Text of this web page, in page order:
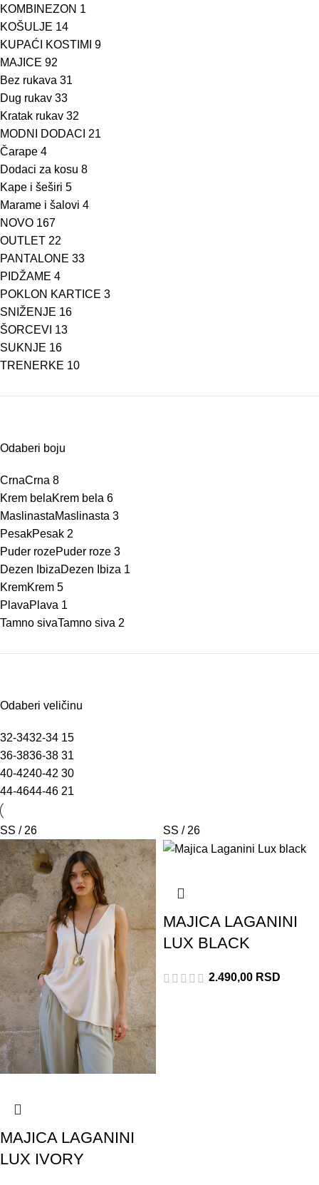
KOMBINEZON 1
KOŠULJE 14
KUPAĆI KOSTIMI 9
MAJICE 92
Bez rukava 31
Dug rukav 33
Kratak rukav 32
MODNI DODACI 21
Čarape 4
Dodaci za kosu 8
Kape i šeširi 5
Marame i šalovi 4
NOVO 167
OUTLET 22
PANTALONE 33
PIDŽAME 4
POKLON KARTICE 3
SNIŽENJE 16
ŠORCEVI 13
SUKNJE 16
TRENERKE 10
Odaberi boju
CrnaCrna 8
Krem belaKrem bela 6
MaslinastaMaslinasta 3
PesakPesak 2
Puder rozePuder roze 3
Dezen IbizaDezen Ibiza 1
KremKrem 5
PlavaPlava 1
Tamno sivaTamno siva 2
Odaberi veličinu
32-3432-34 15
36-3836-38 31
40-4240-42 30
44-4644-46 21
SS / 26
MAJICA LAGANINI
LUX IVORY
SS / 26
MAJICA LAGANINI
LUX BLACK
2.490,00 RSD